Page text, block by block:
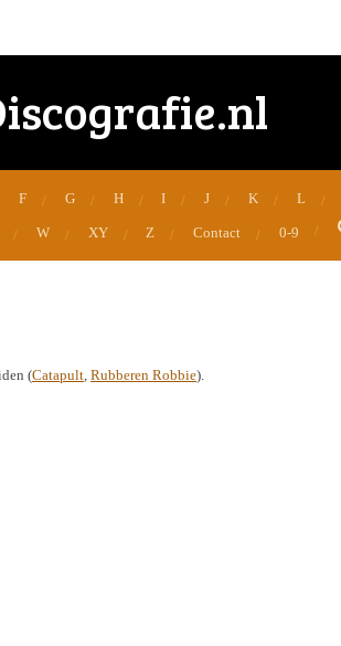
F G H I J K L
W XY Z Contact 0-9
(Catapult, Rubberen Robbie).